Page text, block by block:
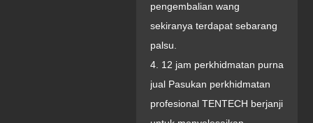
pengembalian wang
sekiranya terdapat sebarang
palsu.
4. 12 jam perkhidmatan purna
jual Pasukan perkhidmatan
profesional TENTECH berjanji